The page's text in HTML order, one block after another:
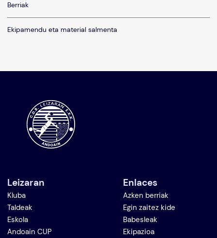
Berriak
Ekipamendu eta material salmenta
Leizaran
Kluba
Taldeak
Eskola
Andoain CUP
Enlaces
Azken berriak
Egin zaitez kide
Babesleak
Ekipazioa